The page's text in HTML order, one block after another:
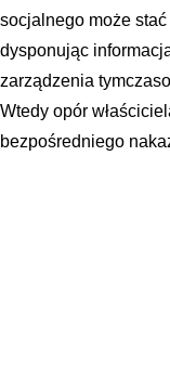
socjalnego może
dysponując
zarządzenia
Wtedy opór
bezpośredniego